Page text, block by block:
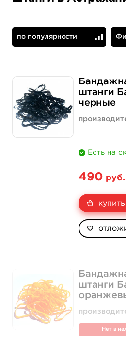
по популярности
штанги
черные
Есть на
490 руб.
купить
штанги
Нет в